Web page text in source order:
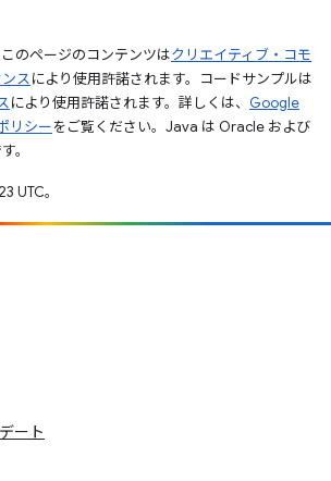
のページのコンテンツはクリエイティブ・コモ
スにより使用許諾されます。コードサンプルは
により使用許諾されます。詳しくは、 Google
リシーをご覧ください。Java は Oracle および
。
UTC。
ート